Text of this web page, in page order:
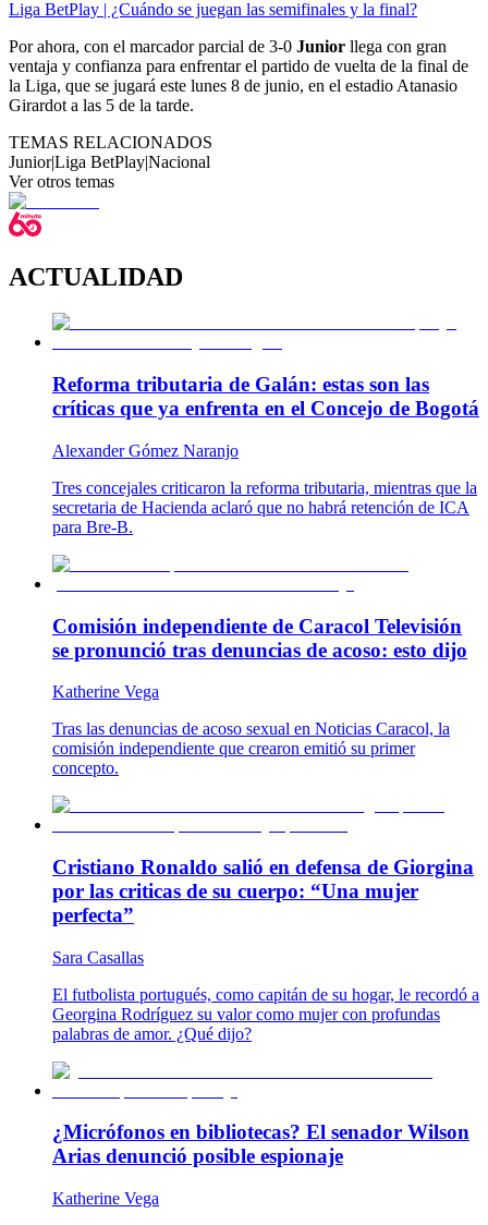
Liga BetPlay | ¿Cuándo se juegan las semifinales y la final?
Por ahora, con el marcador parcial de 3-0 Junior llega con gran
ventaja y confianza para enfrentar el partido de vuelta de la final de
la Liga, que se jugará este lunes 8 de junio, en el estadio Atanasio
Girardot a las 5 de la tarde.
TEMAS RELACIONADOS
Junior|Liga BetPlay|Nacional
Ver otros temas
ACTUALIDAD
Reforma tributaria de Galán: estas son las
críticas que ya enfrenta en el Concejo de Bogotá
Alexander Gómez Naranjo
Tres concejales criticaron la reforma tributaria, mientras que la
secretaria de Hacienda aclaró que no habrá retención de ICA
para Bre-B.
Comisión independiente de Caracol Televisión
se pronunció tras denuncias de acoso: esto dijo
Katherine Vega
Tras las denuncias de acoso sexual en Noticias Caracol, la
comisión independiente que crearon emitió su primer
concepto.
Cristiano Ronaldo salió en defensa de Giorgina
por las criticas de su cuerpo: “Una mujer
perfecta”
Sara Casallas
El futbolista portugués, como capitán de su hogar, le recordó a
Georgina Rodríguez su valor como mujer con profundas
palabras de amor. ¿Qué dijo?
¿Micrófonos en bibliotecas? El senador Wilson
Arias denunció posible espionaje
Katherine Vega